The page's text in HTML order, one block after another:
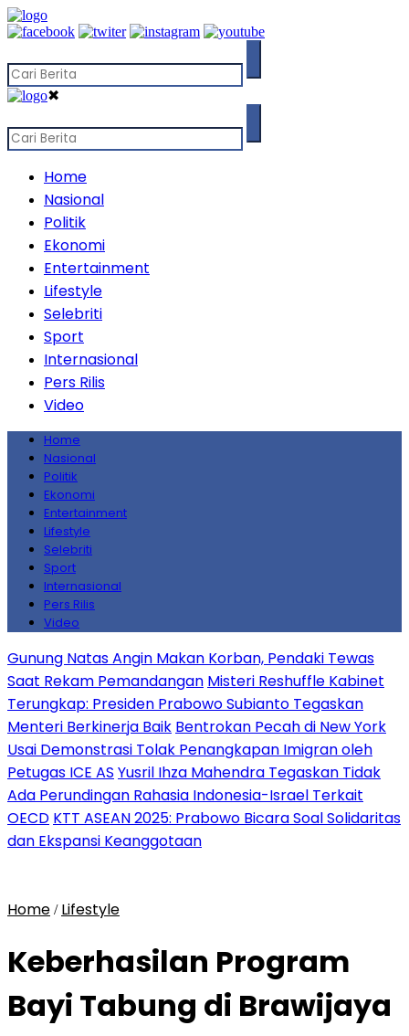
✖
Home
Nasional
Politik
Ekonomi
Entertainment
Lifestyle
Selebriti
Sport
Internasional
Pers Rilis
Video
Home
Nasional
Politik
Ekonomi
Entertainment
Lifestyle
Selebriti
Sport
Internasional
Pers Rilis
Video
Gunung Natas Angin Makan Korban, Pendaki Tewas
Saat Rekam Pemandangan Misteri Reshuffle Kabinet
Terungkap: Presiden Prabowo Subianto Tegaskan
Menteri Berkinerja Baik Bentrokan Pecah di New York
Usai Demonstrasi Tolak Penangkapan Imigran oleh
Petugas ICE AS Yusril Ihza Mahendra Tegaskan Tidak
Ada Perundingan Rahasia Indonesia-Israel Terkait
OECD KTT ASEAN 2025: Prabowo Bicara Soal Solidaritas
dan Ekspansi Keanggotaan
Home / Lifestyle
Keberhasilan Program
Bayi Tabung di Brawijaya